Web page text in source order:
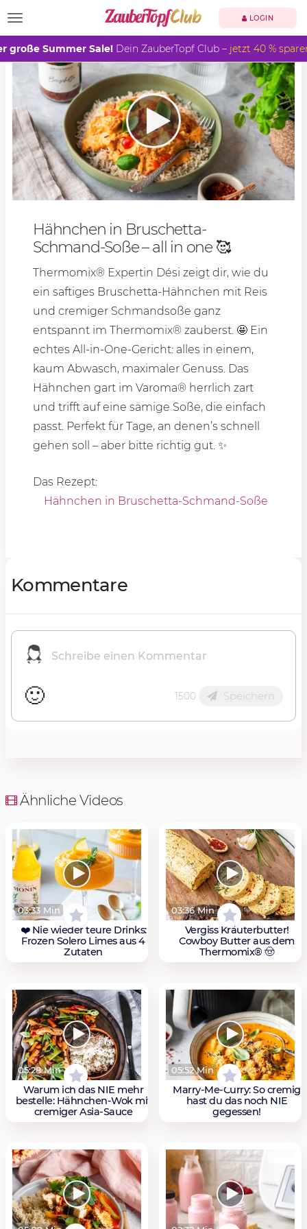
TOGGLE NAVIGATION LOGIN
große Summer Sale! Dein ZauberTopf Club – jetzt 40 %
Hähnchen in Bruschetta-
Schmand-Soße – all in one 🥰
Thermomix® Expertin Dési zeigt dir, wie du
ein saftiges Bruschetta-Hähnchen mit Reis
und cremiger Schmandsoße ganz
entspannt im Thermomix® zauberst. 🤩 Ein
echtes All-in-One-Gericht: alles in einem,
kaum Abwasch, maximaler Genuss. Das
Hähnchen gart im Varoma® herrlich zart
und trifft auf eine sämige Soße, die einfach
passt. Perfekt für Tage, an denen’s schnell
gehen soll – aber bitte richtig gut. ✨
Das Rezept:
Hähnchen in Bruschetta-Schmand-Soße
Kommentare
🙂 1500 Speichern
Ähnliche Videos
03:33 Min
❤️ Nie wieder teure Drinks:
Frozen Solero Limes aus 4
Zutaten
03:36 Min
Vergiss Kräuterbutter!
Cowboy Butter aus dem
Thermomix® 🤠
05:28 Min
Warum ich das NIE mehr
bestelle: Hähnchen-Wok mit
cremiger Asia-Sauce
05:52 Min
Marry-Me-Curry: So cremig
hast du das noch NIE
gegessen!